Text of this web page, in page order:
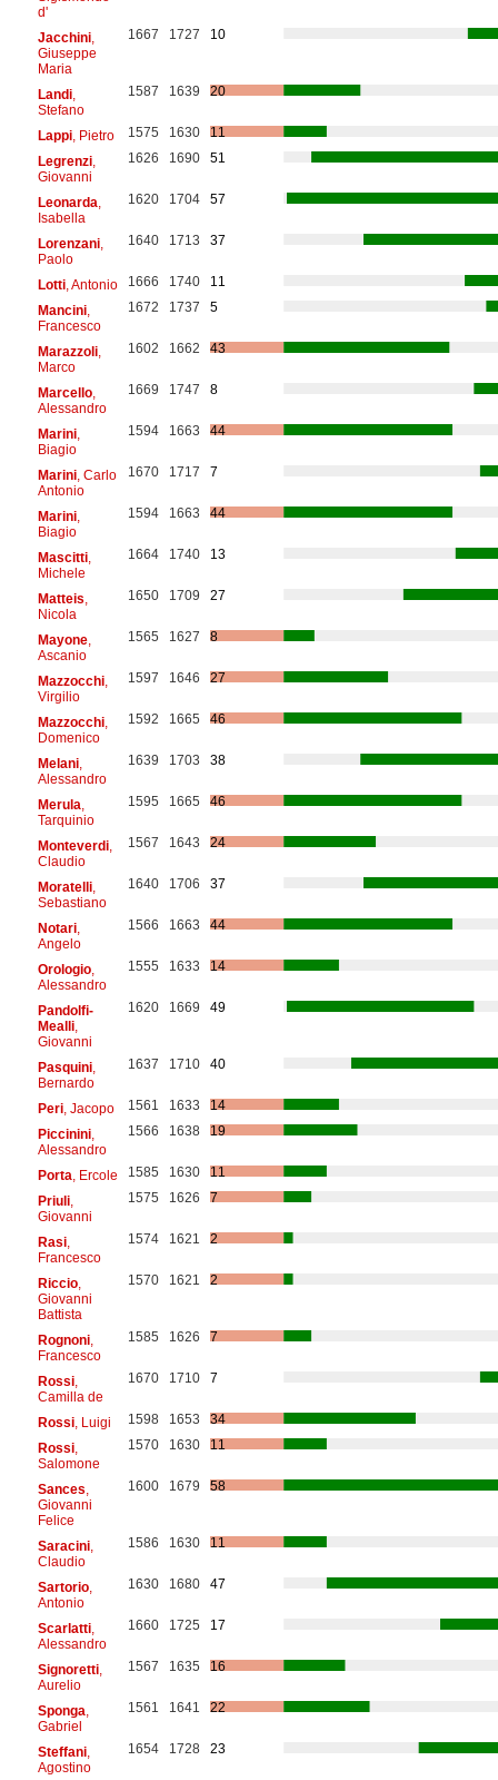
d'
Jacchini,
Giuseppe
Maria
1667 1727 10
Landi,
Stefano
1587 1639 20
Lappi, Pietro 1575 1630
11
Legrenzi,
Giovanni
1626 1690 51
Leonarda
Isabella
1620 1704 57
Lorenzani,
Paolo
1640 1713 37
Lotti, Antonio 1666 1740
11
Mancini,
Francesco
1672 1737 5
Marazzoli,
Marco
1602 1662 43
Marcello,
Alessandro
1669 1747 8
Marini,
Biagio
1594 1663 44
Marini, Carlo
Antonio
1670 1717 7
Marini,
Biagio
1594 1663 44
Mascitti,
Michele
1664 1740 13
Matteis
Nicola
1650 1709 27
Mayone,
Ascanio
1565 1627 8
Mazzocchi,
Virgilio
1597 1646 27
Mazzocchi,
Domenico
1592 1665 46
Melani,
Alessandro
1639 1703 38
Merula
Tarquinio
1595 1665 46
Monteverdi,
Claudio
1567 1643 24
Moratelli,
Sebastiano
1640 1706 37
Notari,
Angelo
1566 1663 44
Orologio,
Alessandro
1555 1633 14
Pandolfi-
Mealli,
Giovanni
1620 1669 49
Pasquini,
Bernardo
1637 1710 40
Peri, Jacopo 1561 1633
14
Piccinini,
Alessandro
1566 1638 19
Porta , Ercole 1585 1630
11
Priuli,
Giovanni
1575 1626 7
Rasi,
Francesco
1574 1621 2
Riccio,
Giovanni
Battista
1570 1621 2
Rognoni,
Francesco
1585 1626 7
Rossi,
Camilla de
1670 1710 7
Rossi, Luigi 1598 1653
34
Rossi,
Salomone
1570 1630 11
Sances
Giovanni
Felice
1600 1679 58
Saracini,
Claudio
1586 1630 11
Sartorio,
Antonio
1630 1680 47
Scarlatti,
Alessandro
1660 1725 17
Signoretti,
Aurelio
1567 1635 16
Sponga
Gabriel
1561 1641 22
Steffani,
Agostino
1654 1728 23